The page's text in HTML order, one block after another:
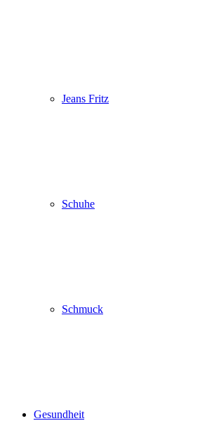
Jeans Fritz
Schuhe
Schmuck
Gesundheit